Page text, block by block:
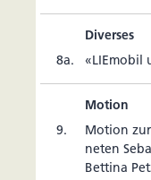
Diverses
8a.
«LIE­mobil
Motion
9.
Motion
neten
Bet­tina